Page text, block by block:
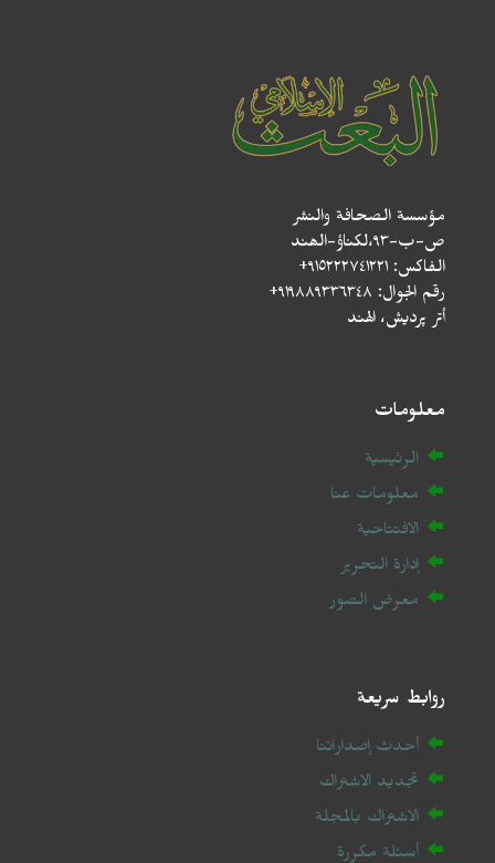
مؤسسة الصحافة والنشر
ص-ب-۹۳،لکناؤ-الھند
الفاكس: ٩١٥٢٢٢٧٤١٢٢١+
رقم الجوال: ٩١٩٨٨٩٣٣٦٣٤٨+
أتر پردیش، الهند
معلومات
الرئيسية
معلومات عنا
الافتتاحية
إدارة التحرير
معرض الصور
روابط سريعة
أحدث إصداراتنا
تجديد الاشتراك
الاشتراك بالمجلة
أسئلة مكررة